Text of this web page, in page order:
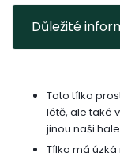
Důležité
Toto tílko
létě, ale také
jinou naši
Tílko má